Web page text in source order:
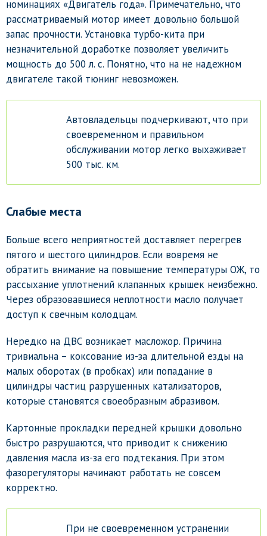
номинациях «Двигатель года». Примечательно, что
рассматриваемый мотор имеет довольно большой
запас прочности. Установка турбо-кита при
незначительной доработке позволяет увеличить
мощность до 500 л. с. Понятно, что на не надежном
двигателе такой тюнинг невозможен.
Автовладельцы подчеркивают, что при
своевременном и правильном
обслуживании мотор легко выхаживает
500 тыс. км.
Слабые места
Больше всего неприятностей доставляет перегрев
пятого и шестого цилиндров. Если вовремя не
обратить внимание на повышение температуры ОЖ, то
рассыхание уплотнений клапанных крышек неизбежно.
Через образовавшиеся неплотности масло получает
доступ к свечным колодцам.
Нередко на ДВС возникает масложор. Причина
тривиальна – коксование из-за длительной езды на
малых оборотах (в пробках) или попадание в
цилиндры частиц разрушенных катализаторов,
которые становятся своеобразным абразивом.
Картонные прокладки передней крышки довольно
быстро разрушаются, что приводит к снижению
давления масла из-за его подтекания. При этом
фазорегуляторы начинают работать не совсем
корректно.
При не своевременном устранении